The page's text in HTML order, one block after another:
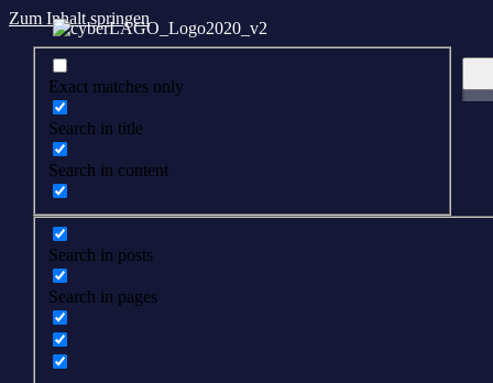
Zum Inhalt springen
Exact matches only
Search in title
Search in content
Search in posts
Search in pages